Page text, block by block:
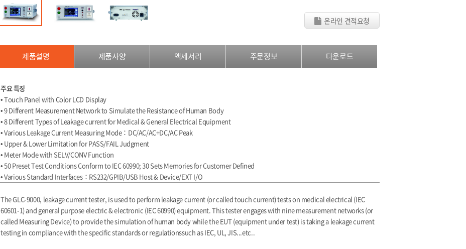
온라인 견적요청
제품설명 제품사양 액세서리 주문정보 다운로드
주요 특징
• Touch Panel with Color LCD Display
• 9 Different Measurement Network to Simulate the Resistance of Human Body
• 8 Different Types of Leakage current for Medical & General Electrical Equipment
• Various Leakage Current Measuring Mode：DC/AC/AC+DC/AC Peak
• Upper & Lower Limitation for PASS/FAIL Judgment
• Meter Mode with SELV/CONV Function
• 50 Preset Test Conditions Conform to IEC 60990; 30 Sets Memories for Customer Defined
• Various Standard Interfaces：RS232/GPIB/USB Host & Device/EXT I/O
The GLC-9000, leakage current tester, is used to perform leakage current (or called touch current) tests on medical electrical (IEC
60601-1) and general purpose electric & electronic (IEC 60990) equipment. This tester engages with nine measurement networks (or
called Measuring Device) to provide the simulation of human body while the EUT (equipment under test) is taking a leakage current
testing in compliance with the specific standards or regulationssuch as IEC, UL, JIS...etc..